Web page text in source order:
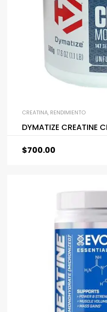
CREATINA, RENDIMIENTO
DYMATIZE CREATINE
$700.00